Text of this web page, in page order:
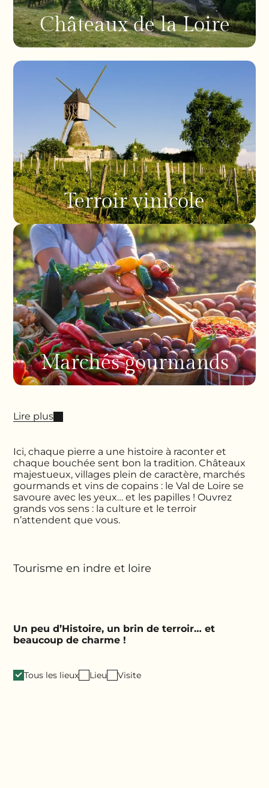
Châteaux de la Loire
Terroir vinicole
Marchés gourmands
Un peu d’Histoire, un brin de terroir… et
beaucoup de charme !
Tourisme en indre et loire
Ici, chaque pierre a une histoire à raconter et
chaque bouchée sent bon la tradition. Châteaux
majestueux, villages plein de caractère, marchés
gourmands et vins de copains : le Val de Loire se
savoure avec les yeux… et les papilles ! Ouvrez
grands vos sens : la culture et le terroir
n’attendent que vous.
Lire plus
Tous les lieux Lieu Visite